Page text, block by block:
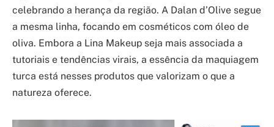
celebrando a herança da região. A Dalan d’Olive segue
a mesma linha, focando em cosméticos com óleo de
oliva. Embora a Lina Makeup seja mais associada a
tutoriais e tendências virais, a essência da maquiagem
turca está nesses produtos que valorizam o que a
natureza oferece.